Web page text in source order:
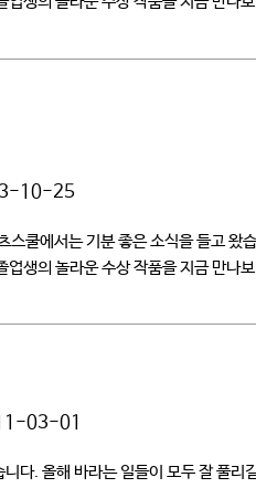
10-25
에서는 기분 좋은 소식을 들고 왔
업생의 놀라운 수상 작품을 지금
03-01
다. 올해 바라는 일들이 모두 잘